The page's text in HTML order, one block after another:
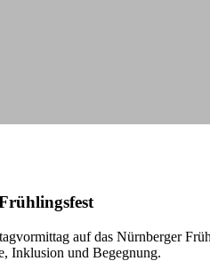
auf das Nürnberger
Inklusion und Begegnung.